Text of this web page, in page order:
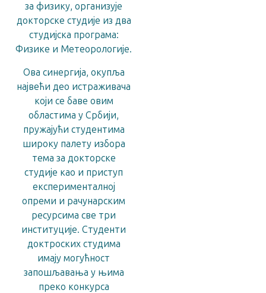
за физику, организује
докторске студије из два
студијска програма:
Физике и Метеорологије.
Ова синергија, окупља
највећи део истраживача
који се баве овим
областима у Србији,
пружајући студентима
широку палету избора
тема за докторске
студије као и приступ
експерименталној
опреми и рачунарским
ресурсима све три
институције. Студенти
доктроских студима
имају могућност
запошљавања у њима
преко конкурса